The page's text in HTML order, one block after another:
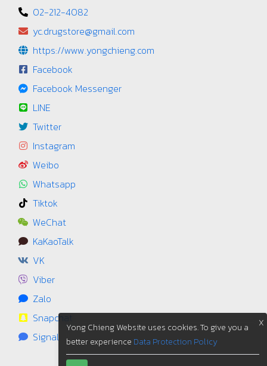
02-212-4082
yc.drugstore@gmail.com
https://www.yongchieng.com
Facebook
Facebook Messenger
LINE
Twitter
Instagram
Weibo
Whatsapp
Tiktok
WeChat
KaKaoTalk
VK
Viber
Zalo
Snapchat
Signal
X
Yong Chieng Website uses cookies. To give you a
better experience Data Protection Policy